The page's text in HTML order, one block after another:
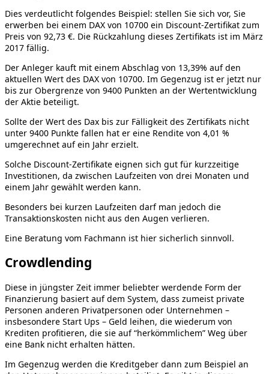
Dies verdeutlicht folgendes Beispiel: stellen Sie sich vor, Sie
erwerben bei einem DAX von 10700 ein Discount-Zertifikat zum
Preis von 92,73 €. Die Rückzahlung dieses Zertifikats ist im März
2017 fällig.
Der Anleger kauft mit einem Abschlag von 13,39% auf den
aktuellen Wert des DAX von 10700. Im Gegenzug ist er jetzt nur
bis zur Obergrenze von 9400 Punkten an der Wertentwicklung
der Aktie beteiligt.
Sollte der Wert des Dax bis zur Fälligkeit des Zertifikats nicht
unter 9400 Punkte fallen hat er eine Rendite von 4,01 %
umgerechnet auf ein Jahr erzielt.
Solche Discount-Zertifikate eignen sich gut für kurzzeitige
Investitionen, da zwischen Laufzeiten von drei Monaten und
einem Jahr gewählt werden kann.
Besonders bei kurzen Laufzeiten darf man jedoch die
Transaktionskosten nicht aus den Augen verlieren.
Eine Beratung vom Fachmann ist hier sicherlich sinnvoll.
Crowdlending
Diese in jüngster Zeit immer beliebter werdende Form der
Finanzierung basiert auf dem System, dass zumeist private
Personen anderen Privatpersonen oder Unternehmen –
insbesondere Start Ups – Geld leihen, die wiederum von
Krediten profitieren, die sie auf “herkömmlichem” Weg über
eine Bank nicht erhalten hätten.
Im Gegenzug werden die Kreditgeber dann zum Beispiel an